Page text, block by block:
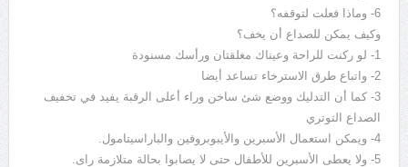
6- وماذا فعلت لتوقفه؟
وكيف يمكن للصداع أن يخف؟
1- لو ركنت للراحة وعيناك مغلقتان ورأسك مسنودة
2- واتباع طرق الاسترخاء تساعد أيضا
3- كما أن التدليك ووضع شئ ساخن وراء أعلى الرقبة يفيد في تخفيف
الصداع التوتري
4- ويمكن استعمال الأسبرين والأيبوبروفين والباراسيتامول.
5- ولا يعطى الأسبرين للأطفال حتى لا يصابوا بحالة متلازمة راى.